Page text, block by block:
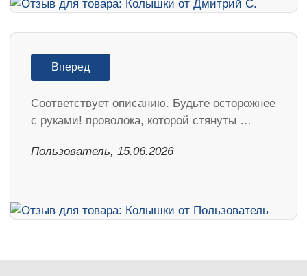
Вперед
Соответствует описанию. Будьте осторожнее
с руками! проволока, которой стянуты …
Пользователь, 15.06.2026